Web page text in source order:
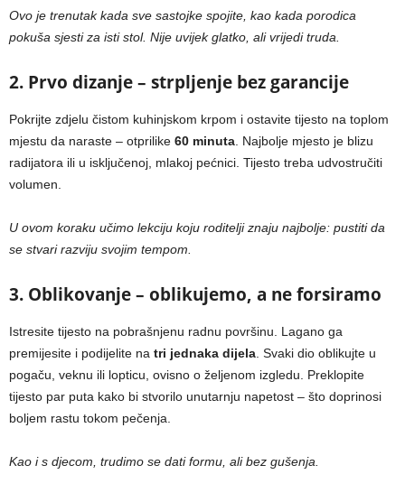
Ovo je trenutak kada sve sastojke spojite, kao kada porodica
pokuša sjesti za isti stol. Nije uvijek glatko, ali vrijedi truda.
2. Prvo dizanje – strpljenje bez garancije
Pokrijte zdjelu čistom kuhinjskom krpom i ostavite tijesto na toplom
mjestu da naraste – otprilike 60 minuta . Najbolje mjesto je blizu
radijatora ili u isključenoj, mlakoj pećnici. Tijesto treba udvostručiti
volumen.
U ovom koraku učimo lekciju koju roditelji znaju najbolje: pustiti da
se stvari razviju svojim tempom.
3. Oblikovanje – oblikujemo, a ne forsiramo
Istresite tijesto na pobrašnjenu radnu površinu. Lagano ga
premijesite i podijelite na tri jednaka dijela . Svaki dio oblikujte u
pogaču, veknu ili lopticu, ovisno o željenom izgledu. Preklopite
tijesto par puta kako bi stvorilo unutarnju napetost – što doprinosi
boljem rastu tokom pečenja.
Kao i s djecom, trudimo se dati formu, ali bez gušenja.